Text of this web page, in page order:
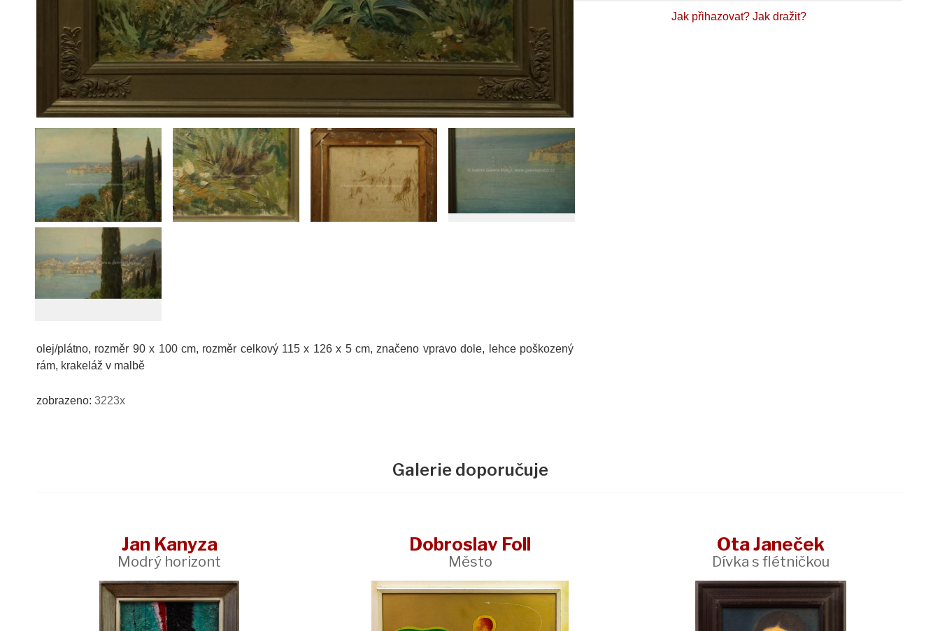
olej/plátno, rozměr 90 x 100 cm, rozměr celkový 115 x 126 x 5 cm, značeno vpravo dole, lehce poškozený
rám, krakeláž v malbě
zobrazeno: 3223x
Jak přihazovat? Jak dražit?
Galerie doporučuje
Jan Kanyza
Modrý horizont
Dobroslav Foll
Město
Ota Janeček
Dívka s flétničkou